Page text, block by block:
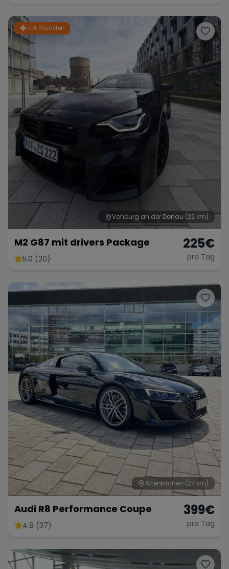
~1,4 Stunden
Vohburg an der Donau (22 km)
M2 G87 mit drivers Package
5.0 (20)
225€
pro Tag
Attenkirchen (27 km)
Audi R8 Performance Coupe
4.9 (37)
399€
pro Tag